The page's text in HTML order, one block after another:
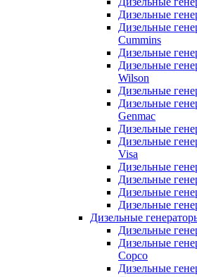
Дизельные
Дизельные
Cummins
Дизельные
Дизельные
Wilson
Дизельные
Дизельные
Genmac
Дизельные
Дизельные
Visa
Дизельные
Дизельные
Дизельные
Дизельные
Дизельные
Дизельные
Дизельные
Copco
Дизельные